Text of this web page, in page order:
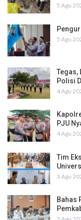
5 Agu
5 Agu
Tegas,
Polisi
4 Agu
PJU
4 Agu
Tim
3 Agu
Bahas